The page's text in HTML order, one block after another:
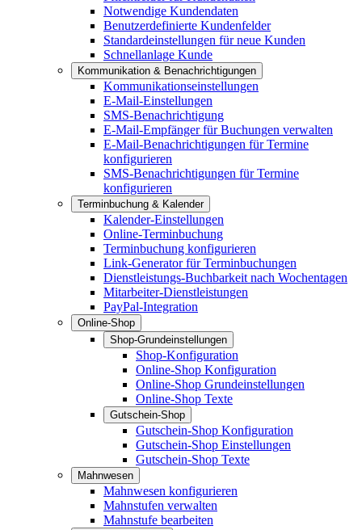
Notwendige Kundendaten
Benutzerdefinierte Kundenfelder
Standardeinstellungen für neue Kunden
Schnellanlage Kunde
Kommunikation & Benachrichtigungen
Kommunikationseinstellungen
E-Mail-Einstellungen
SMS-Benachrichtigung
E-Mail-Empfänger für Buchungen verwalten
E-Mail-Benachrichtigungen für Termine
konfigurieren
SMS-Benachrichtigungen für Termine
konfigurieren
Terminbuchung & Kalender
Kalender-Einstellungen
Online-Terminbuchung
Terminbuchung konfigurieren
Link-Generator für Terminbuchungen
Dienstleistungs-Buchbarkeit nach Wochentagen
Mitarbeiter-Dienstleistungen
PayPal-Integration
Online-Shop
Shop-Grundeinstellungen
Shop-Konfiguration
Online-Shop Konfiguration
Online-Shop Grundeinstellungen
Online-Shop Texte
Gutschein-Shop
Gutschein-Shop Konfiguration
Gutschein-Shop Einstellungen
Gutschein-Shop Texte
Mahnwesen
Mahnwesen konfigurieren
Mahnstufen verwalten
Mahnstufe bearbeiten